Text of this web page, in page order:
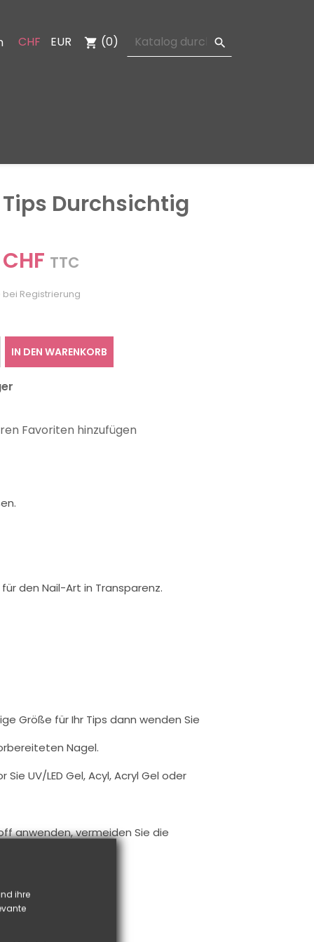
CHF EUR shopping_cart (0) 
Tips Durchsichtig
TTC
bei Registrierung
IN DEN WARENKORB
Favoriten hinzufügen
für den Nail-Art in Transparenz.
Größe für Ihr Tips dann wenden Sie
en Nagel.
Sie UV/LED Gel,Acyl, Acryl Gel oder
anwenden,vermeiden Sie die
ihre